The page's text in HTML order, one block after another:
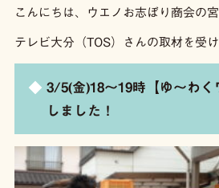
こんにちは、ウエノお志ぼり商会の宮
テレビ大分（TOS）さんの取材を受け
3/5(金)18〜19時【ゆ〜わく
しました！